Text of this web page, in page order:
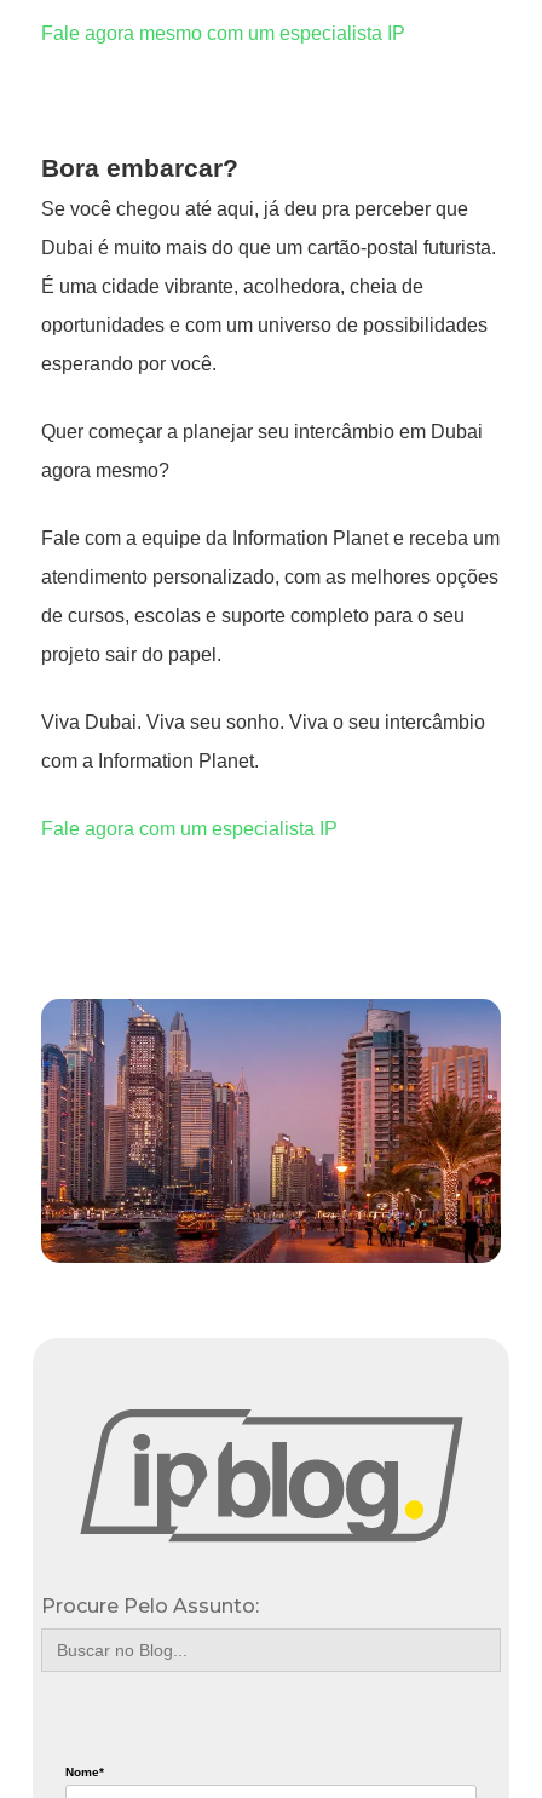
Fale agora mesmo com um especialista IP
Bora embarcar?
Se você chegou até aqui, já deu pra perceber que
Dubai é muito mais do que um cartão-postal futurista.
É uma cidade vibrante, acolhedora, cheia de
oportunidades e com um universo de possibilidades
esperando por você.
Quer começar a planejar seu intercâmbio em Dubai
agora mesmo?
Fale com a equipe da Information Planet e receba um
atendimento personalizado, com as melhores opções
de cursos, escolas e suporte completo para o seu
projeto sair do papel.
Viva Dubai. Viva seu sonho. Viva o seu intercâmbio
com a Information Planet.
Fale agora com um especialista IP
Procure Pelo Assunto:
Search
for:
Nome*